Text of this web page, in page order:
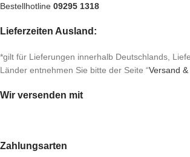
Bestellhotline 09295 1318
Lieferzeiten Ausland:
*gilt für Lieferungen innerhalb Deutschlands,
Länder entnehmen Sie bitte der Seite “Versand
Wir versenden mit
Zahlungsarten